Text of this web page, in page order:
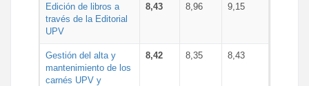
Edición de libros a
través de la Editorial
UPV
8,43 8,96 9,15
Gestión del alta y
mantenimiento de los
carnés UPV y
8,42 8,35 8,43